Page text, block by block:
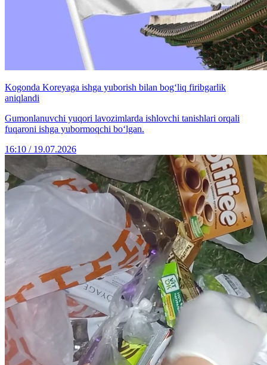
Kogonda Koreyaga ishga yuborish bilan bog‘liq firibgarlik
aniqlandi
Gumonlanuvchi yuqori lavozimlarda ishlovchi tanishlari orqali
fuqaroni ishga yubormoqchi bo‘lgan.
16:10 / 19.07.2026